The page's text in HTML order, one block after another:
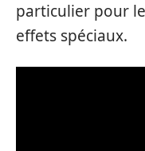
particulier pour
effets spéciaux.